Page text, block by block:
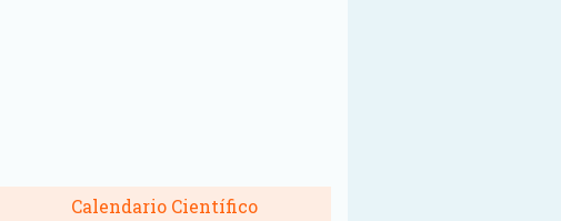
Calendario Científico